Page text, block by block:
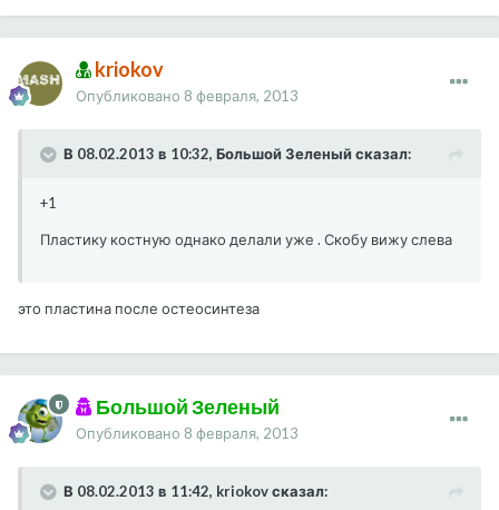
kriokov
Опубликовано 8 февраля, 2013
В 08.02.2013 в 10:32, Большой Зеленый сказал:
+1
Пластику костную однако делали уже . Скобу вижу слева
это пластина после остеосинтеза
Большой Зеленый
Опубликовано 8 февраля, 2013
В 08.02.2013 в 11:42, kriokov сказал: